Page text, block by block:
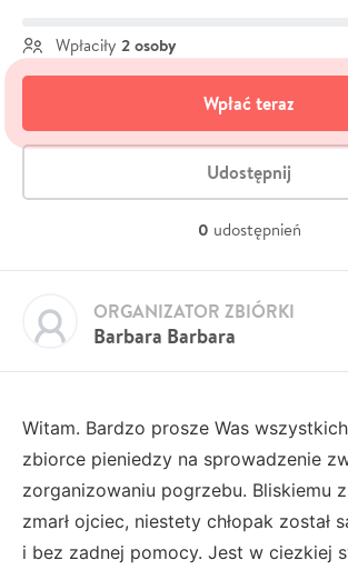
Wpłaciły 2 osoby
Wpłać teraz
Udostępnij
0 udostępnień
Barbara Barbara
ORGANIZATOR ZBIÓRKI
Witam. Bardzo prosze Was
zbiorce pieniedzy na sprowadzenie
zorganizowaniu pogrzebu. Bliskiemu
zmarł ojciec, niestety chłopak został
i bez zadnej pomocy. Jest w ciezkiej